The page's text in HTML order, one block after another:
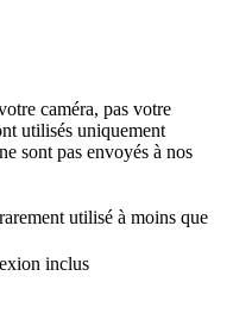
caméra, pas votre
utilisés uniquement
sont pas envoyés à nos
utilisé à moins que
inclus